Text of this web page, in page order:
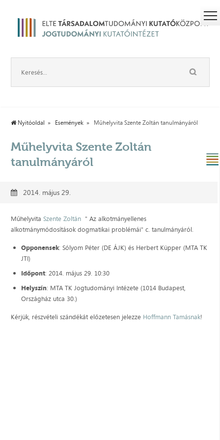
Nyitóoldal Események Műhelyvita Szente Zoltán tanulmányáról
Műhelyvita Szente Zoltán
tanulmányáról
2014. május 29.
MűhelyvitaSzente Zoltán " Az alkotmányellenes
alkotmánymódosítások dogmatikai problémái" c. tanulmányáról.
Opponensek: Sólyom Péter (DE ÁJK) és Herbert Küpper (MTA TK
JTI)
Időpont: 2014. május 29. 10:30
Helyszín: MTA TK Jogtudományi Intézete (1014 Budapest,
Országház utca 30.)
Kérjük, részvételi szándékát előzetesen jelezze Hoffmann Tamásnak!